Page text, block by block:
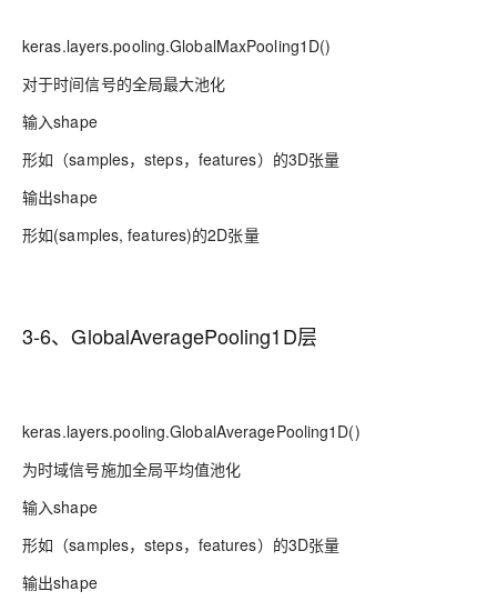
keras.layers.pooling.GlobalMaxPooling1D()
对于时间信号的全局最大池化
输入shape
形如（samples，steps，features）的3D张量
输出shape
形如(samples, features)的2D张量
3-6、GlobalAveragePooling1D层
keras.layers.pooling.GlobalAveragePooling1D()
为时域信号施加全局平均值池化
输入shape
形如（samples，steps，features）的3D张量
输出shape